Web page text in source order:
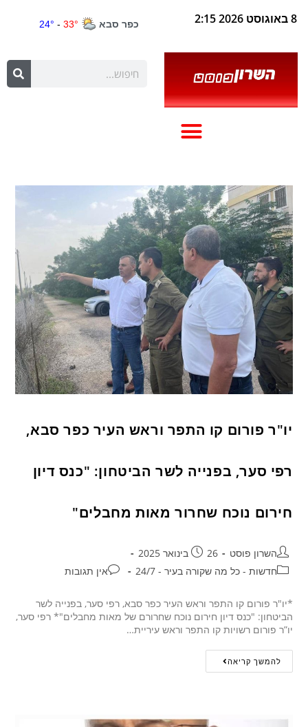
8 באוגוסט 2026 2:15
יו"ר פורום קו התפר וראש העיר כפר סבא,
רפי סער, בפנייה לשר הביטחון: "כנס דיון
חירום נוכח שחרור מאות מחבלים"
השרון פוסט
26 בינואר 2025
חדשות - כל מה שקורה בעיר - 24/7
אין תגובות
*יו"ר פורום קו התפר וראש העיר כפר סבא, רפי סער, בפנייה לשר
הביטחון: "כנס דיון חירום נוכח שחרורם של מאות מחבלים"* רפי סער,
יו”ר פורום רשויות קו התפר וראש עיריית…
להמשך קריאה